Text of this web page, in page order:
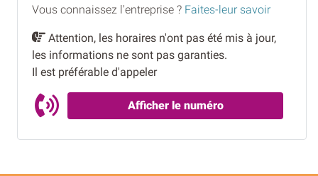
Vous connaissez l'entreprise ? Faites-leur savoir
Attention, les horaires n'ont pas été mis à jour,
les informations ne sont pas garanties.
Il est préférable d'appeler
Afficher le numéro